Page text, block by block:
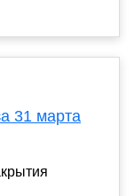
31 марта